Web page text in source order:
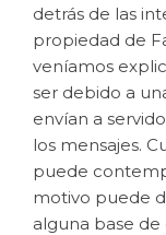
detrás de las
propiedad de
veníamos
ser debido a
envían a
los mensajes.
puede
motivo puede
alguna base